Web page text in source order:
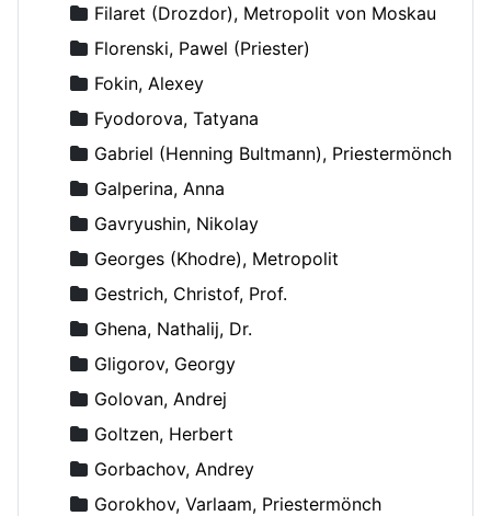
Filaret (Drozdor), Metropolit von Moskau
Florenski, Pawel (Priester)
Fokin, Alexey
Fyodorova, Tatyana
Gabriel (Henning Bultmann), Priestermönch
Galperina, Anna
Gavryushin, Nikolay
Georges (Khodre), Metropolit
Gestrich, Christof, Prof.
Ghena, Nathalij, Dr.
Gligorov, Georgy
Golovan, Andrej
Goltzen, Herbert
Gorbachov, Andrey
Gorokhov, Varlaam, Priestermönch